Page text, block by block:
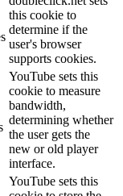
this cookie to
determine if the
user's browser
supports cookies.
YouTube sets this
cookie to measure
bandwidth,
determining whether
the user gets the
new or old player
interface.
YouTube sets this